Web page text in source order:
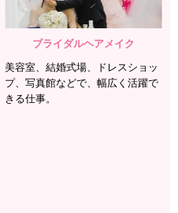
ブライダルヘアメイク
美容室、結婚式場、ドレスショッ
プ、写真館などで、幅広く活躍で
きる仕事。